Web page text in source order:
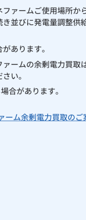
ァームご使用場所か
並びに発電量調整供
あります。
ームの余剰電力買取
い。
合があります。
ーム余剰電力買取のご